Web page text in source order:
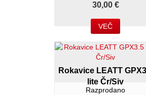
30,00 €
VEČ
Razprodano
Rokavice LEATT
lite Čr/Siv